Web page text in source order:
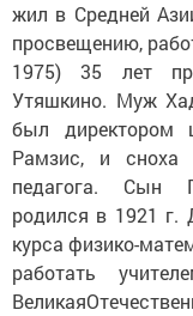
жил в Средней
просвещению,
1975) 35 лет
Утяшкино. Муж
был
Рамзис, и сноха
педагога. Сын
родился в 1921 г.
курса физико-
работать